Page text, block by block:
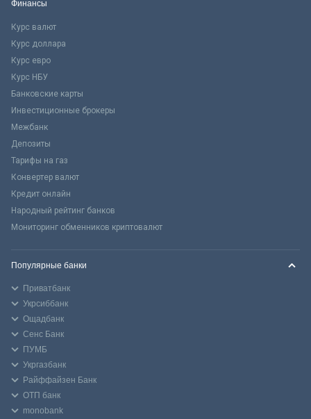
Финансы
Курс валют
Курс доллара
Курс евро
Курс НБУ
Банковские карты
Инвестиционные брокеры
Межбанк
Депозиты
Тарифы на газ
Конвертер валют
Кредит онлайн
Народный рейтинг банков
Мониторинг обменников криптовалют
Популярные банки
Приватбанк
Укрсиббанк
Ощадбанк
Сенс Банк
ПУМБ
Укргазбанк
Райффайзен Банк
ОТП банк
monobank